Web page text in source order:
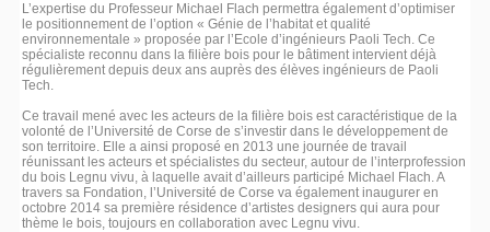
L’expertise du Professeur Michael Flach permettra également d’optimiser
le positionnement de l’option « Génie de l’habitat et qualité
environnementale » proposée par l’Ecole d’ingénieurs Paoli Tech. Ce
spécialiste reconnu dans la filière bois pour le bâtiment intervient déjà
régulièrement depuis deux ans auprès des élèves ingénieurs de Paoli
Tech.
Ce travail mené avec les acteurs de la filière bois est caractéristique de la
volonté de l’Université de Corse de s’investir dans le développement de
son territoire. Elle a ainsi proposé en 2013 une journée de travail
réunissant les acteurs et spécialistes du secteur, autour de l’interprofession
du bois Legnu vivu, à laquelle avait d’ailleurs participé Michael Flach. A
travers sa Fondation, l’Université de Corse va également inaugurer en
octobre 2014 sa première résidence d’artistes designers qui aura pour
thème le bois, toujours en collaboration avec Legnu vivu.